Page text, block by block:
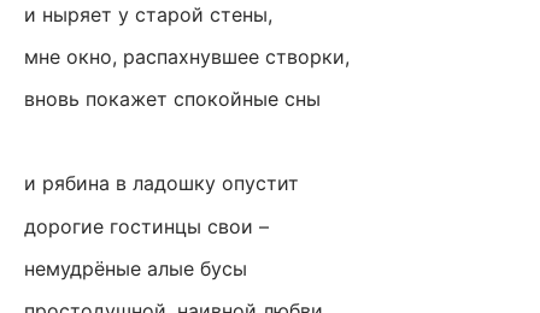
и ныряет у старой стены,
мне окно, распахнувшее створки,
вновь покажет спокойные сны
и рябина в ладошку опустит
дорогие гостинцы свои –
немудрёные алые бусы